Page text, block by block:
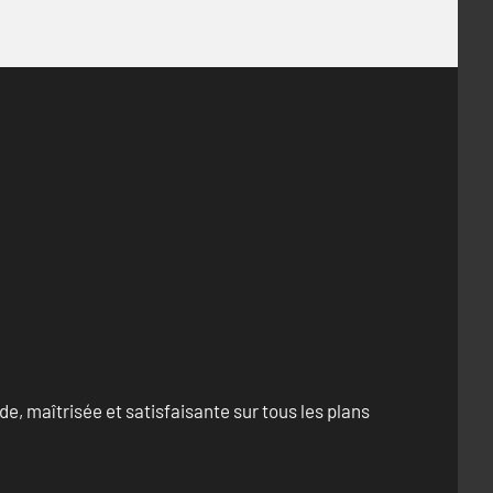
maîtrisée et satisfaisante sur tous les plans